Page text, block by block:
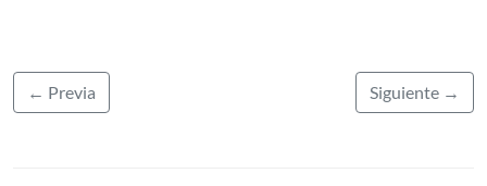
← Previa Siguiente →